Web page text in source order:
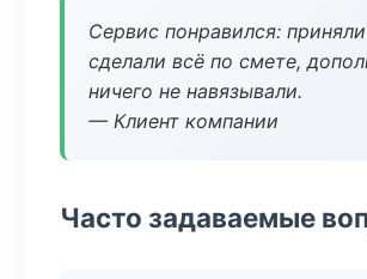
Сервис понравился:
сделали всё по смете,
ничего не навязывали.
— Клиент компании
Часто задаваемые